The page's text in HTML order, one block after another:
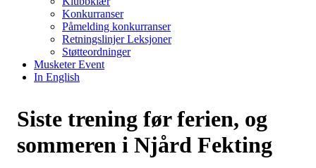
Konkurranser
Påmelding konkurranser
Retningslinjer Leksjoner
Støtteordninger
Musketer Event
In English
Siste trening før ferien, og
sommeren i Njård Fekting